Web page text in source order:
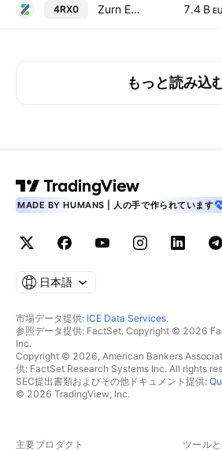
4RX0 Zurn Elkay Water Solutions Corporation 7.4 B
もっと読み込
MADE BY HUMANS | 人の手で作られています
日本語
市場データ提供: ICE Data Services.
参照データ提供: FactSet. Copyright © 2026
Inc.
Copyright © 2026, American Bankers
供: FactSet Research Systems Inc. All rights
SEC提出書類およびその他ドキュメント提供:
© 2026 TradingView, Inc.
主要プロダクト ツール